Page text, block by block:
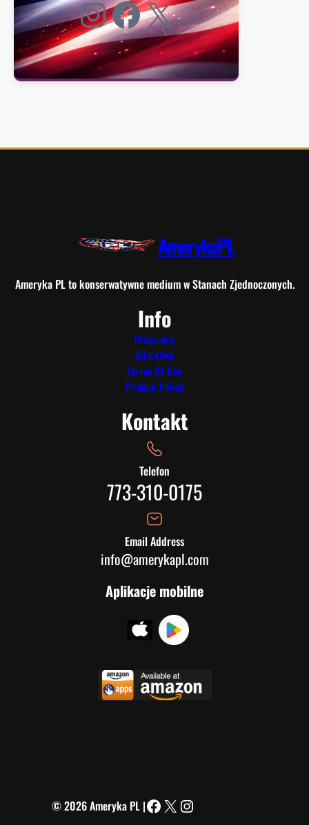
Instagram Facebook X
AmerykaPL
Ameryka PL to konserwatywne medium w Stanach Zjednoczonych.
Info
Programy
Advertise
Terms Of Use
Privacy Policy
Kontakt
Telefon
773-310-0175
Email Address
info@amerykapl.com
Aplikacje mobilne
© 2026 Ameryka PL |
Facebook
X Instagram